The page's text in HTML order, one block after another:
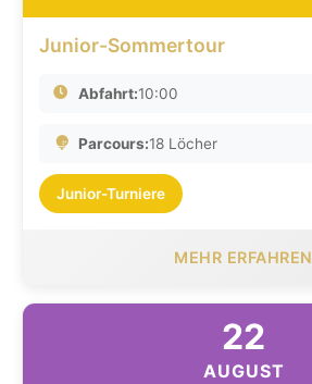
Junior-Sommertour
Abfahrt:10:00
Parcours:18 Löcher
Junior-Turniere
MEHR ERFAHREN
22
AUGUST